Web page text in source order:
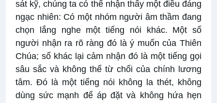
sát kỹ, chúng ta có thể nhận thấy một điều đáng
ngạc nhiên: Có một nhóm người âm thầm đang
chọn lắng nghe một tiếng nói khác. Một số
người nhận ra rõ ràng đó là ý muốn của Thiên
Chúa; số khác lại cảm nhận đó là một tiếng gọi
sâu sắc và không thể từ chối của chính lương
tâm. Đó là một tiếng nói không la thét, không
dùng sức mạnh để áp đặt và không hứa hẹn